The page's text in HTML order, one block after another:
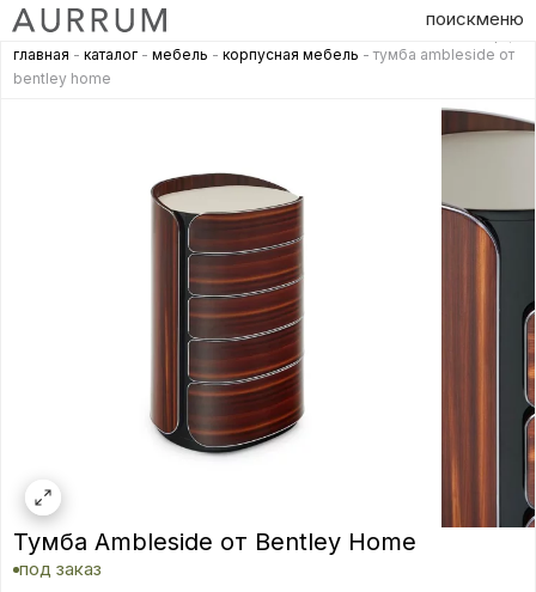
поискменю
главная - каталог - мебель - корпусная мебель - тумба ambleside от
bentley home
Тумба Ambleside от Bentley Home
под заказ